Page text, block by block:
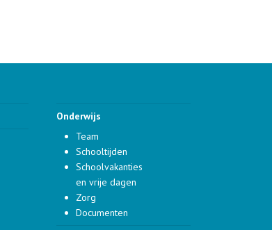
Onderwijs
Team
Schooltijden
Schoolvakanties
en vrije dagen
Zorg
Documenten